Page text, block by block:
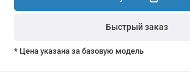
Быстрый заказ
* Цена указана за базовую модель